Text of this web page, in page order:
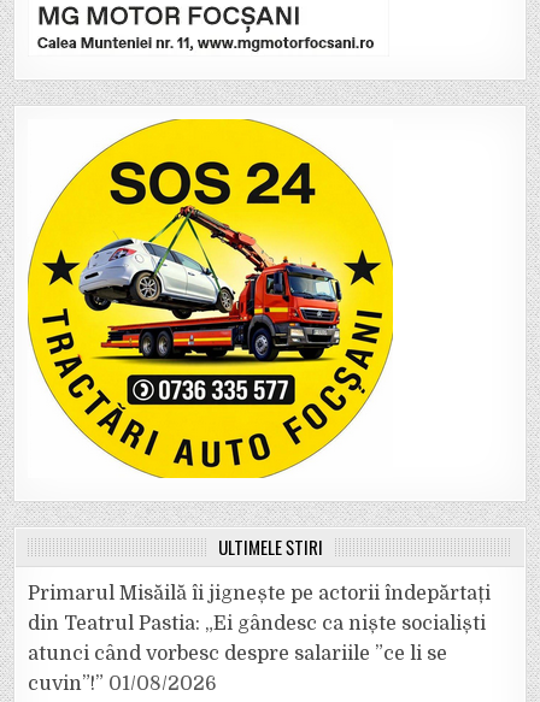
ULTIMELE ȘTIRI
Primarul Misăilă îi jignește pe actorii îndepărtați
din Teatrul Pastia: „Ei gândesc ca niște socialiști
atunci când vorbesc despre salariile ”ce li se
cuvin”!” 01/08/2026